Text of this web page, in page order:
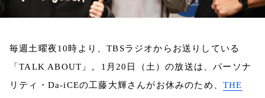
毎週土曜夜10時より、TBSラジオからお送りしている
「TALK ABOUT 」。 1 月20 日（土）の放送は、パーソナ
リティ・ Da-iCEの工藤大輝さんがお休みのため、THE